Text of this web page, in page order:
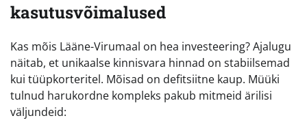
kasutusvõimalused
Kas mõis Lääne-Virumaal on hea investeering? Ajalugu
näitab, et unikaalse kinnisvara hinnad on stabiilsemad
kui tüüpkorteritel. Mõisad on defitsiitne kaup. Müüki
tulnud harukordne kompleks pakub mitmeid ärilisi
väljundeid: